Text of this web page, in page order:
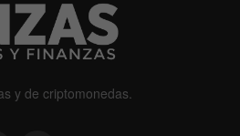
y de criptomonedas.